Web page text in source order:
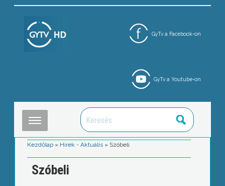
GyTv a Facebook-on
GyTv a Youtube-on
Kezdőlap » Hírek - Aktuális » Szóbeli
Szóbeli